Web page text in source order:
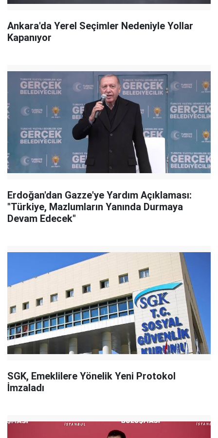
Ankara'da Yerel Seçimler Nedeniyle Yollar
Kapanıyor
Erdoğan'dan Gazze'ye Yardım Açıklaması:
"Türkiye, Mazlumların Yanında Durmaya
Devam Edecek"
SGK, Emeklilere Yönelik Yeni Protokol
İmzaladı